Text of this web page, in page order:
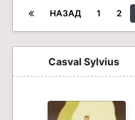
НАЗАД 1 2
Casval Sylvius